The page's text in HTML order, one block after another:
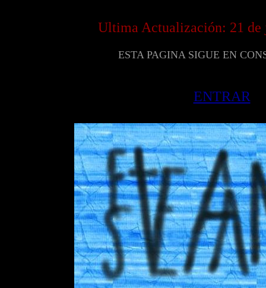
Ultima Actualización: 21 de
ESTA PAGINA SIGUE EN
ENTRAR